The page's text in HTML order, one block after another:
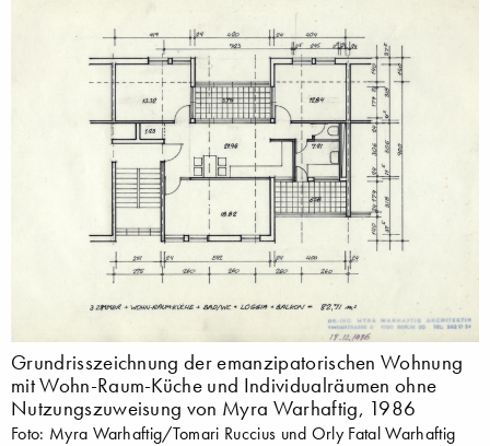
Grundrisszeichnung der emanzipatorischen Wohnung
mit Wohn-Raum-Küche und Individualräumen ohne
Nutzungszuweisung von Myra Warhaftig, 1986
Foto: Myra Warhaftig/Tomari Ruccius und Orly Fatal Warhaftig